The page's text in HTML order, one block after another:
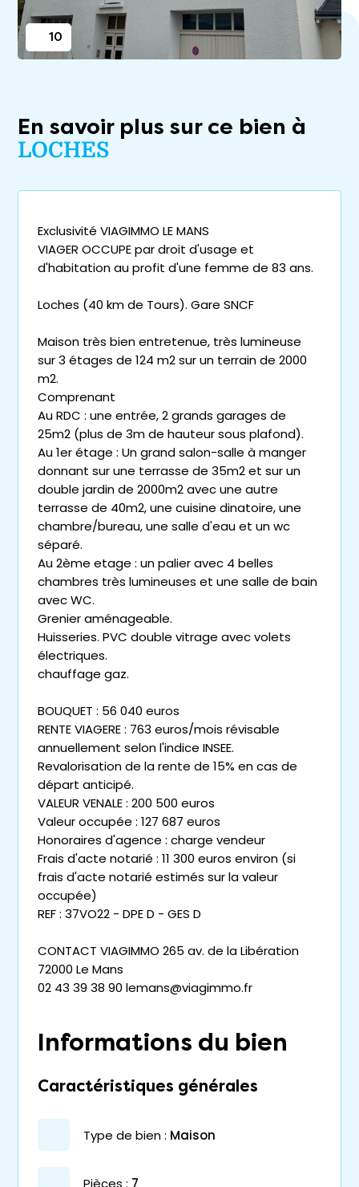
10
En savoir plus sur ce bien à
LOCHES
Exclusivité VIAGIMMO LE MANS
VIAGER OCCUPE par droit d'usage et
d'habitation au profit d'une femme de 83 ans.
Loches (40 km de Tours). Gare SNCF
Maison très bien entretenue, très lumineuse
sur 3 étages de 124 m2 sur un terrain de 2000
m2.
Comprenant
Au RDC : une entrée, 2 grands garages de
25m2 (plus de 3m de hauteur sous plafond).
Au 1er étage : Un grand salon-salle à manger
donnant sur une terrasse de 35m2 et sur un
double jardin de 2000m2 avec une autre
terrasse de 40m2, une cuisine dinatoire, une
chambre/bureau, une salle d'eau et un wc
séparé.
Au 2ème etage : un palier avec 4 belles
chambres très lumineuses et une salle de bain
avec WC.
Grenier aménageable.
Huisseries. PVC double vitrage avec volets
électriques.
chauffage gaz.
BOUQUET : 56 040 euros
RENTE VIAGERE : 763 euros/mois révisable
annuellement selon l'indice INSEE.
Revalorisation de la rente de 15% en cas de
départ anticipé.
VALEUR VENALE : 200 500 euros
Valeur occupée : 127 687 euros
Honoraires d'agence : charge vendeur
Frais d'acte notarié : 11 300 euros environ (si
frais d'acte notarié estimés sur la valeur
occupée)
REF : 37VO22 - DPE D - GES D
CONTACT VIAGIMMO 265 av. de la Libération
72000 Le Mans
02 43 39 38 90 lemans@viagimmo.fr
Informations du bien
Caractéristiques générales
type de bien : maison
pièces : 7